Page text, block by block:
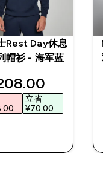
Rest Day休息
帽衫 - 海军蓝
price
立省
¥70.00‎